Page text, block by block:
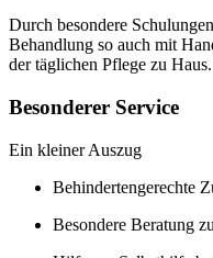
Durch besondere
Behandlung so auch mit
der täglichen Pflege zu Haus.
Besonderer Service
Ein kleiner Auszug
Behindertengerechte
Besondere Beratung